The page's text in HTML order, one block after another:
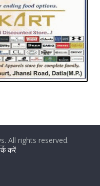
. All rights reserved.
करें